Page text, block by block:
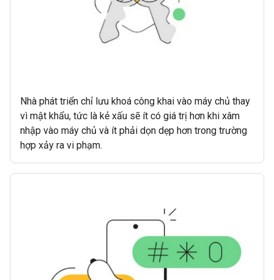
Nhà phát triển chỉ lưu khoá công khai vào máy chủ thay
vì mật khẩu, tức là kẻ xấu sẽ ít có giá trị hơn khi xâm
nhập vào máy chủ và ít phải dọn dẹp hơn trong trường
hợp xảy ra vi phạm.